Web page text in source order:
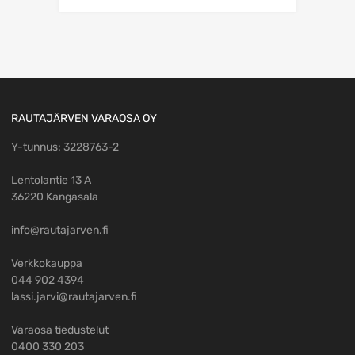
RAUTAJÄRVEN VARAOSA OY
Y-tunnus: 3228763-2
Lentolantie 13 A
36220 Kangasala
info@rautajarven.fi
Verkkokauppa
044 902 4394
lassi.jarvi@rautajarven.fi
Varaosa tiedustelut
0400 330 203